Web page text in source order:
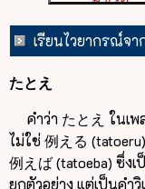
เรียนไวยากรณ์จา
たとえ
คำว่า たとえ ในเพ
ไม่ใช่ 例える
例えば (tatoeba) ซึ่งเ
ยกตัวอย่าง แต่เป็นคำ